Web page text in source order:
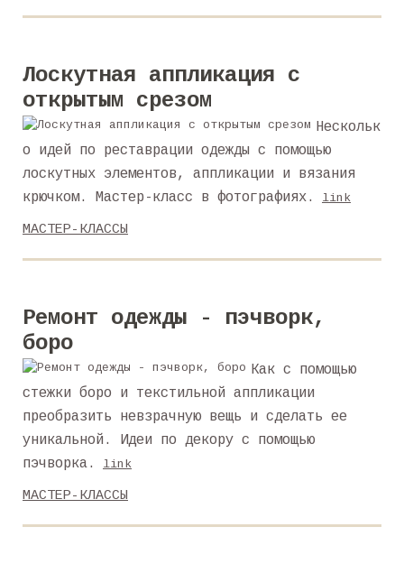
Лоскутная аппликация с
открытым срезом
Нескольк
о идей по реставрации одежды с помощью
лоскутных элементов, аппликации и вязания
крючком. Мастер-класс в фотографиях.
link
МАСТЕР-КЛАССЫ
Ремонт одежды - пэчворк,
боро
Как с помощью
стежки боро и текстильной аппликации
преобразить невзрачную вещь и сделать ее
уникальной. Идеи по декору с помощью
пэчворка.
link
МАСТЕР-КЛАССЫ